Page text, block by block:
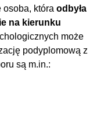
osoba, która odbyła
na kierunku
może
podyplomową z
są m.in.: